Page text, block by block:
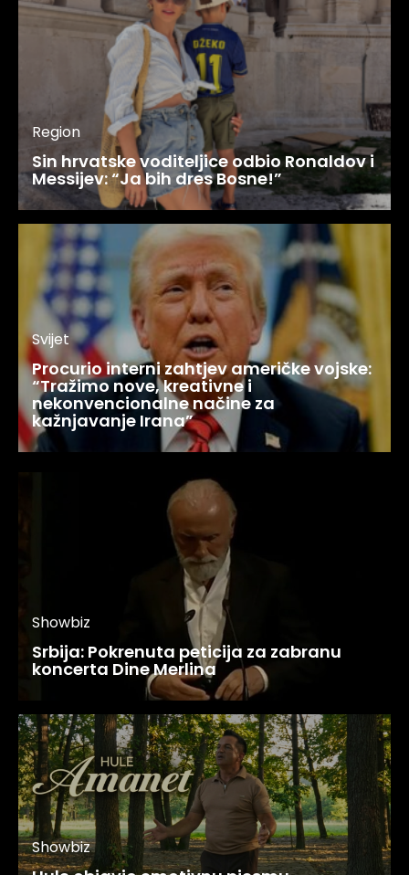
Region
Sin hrvatske voditeljice odbio Ronaldov i
Messijev: “Ja bih dres Bosne!”
Svijet
Procurio interni zahtjev američke vojske:
“Tražimo nove, kreativne i
nekonvencionalne načine za
kažnjavanje Irana”
Showbiz
Srbija: Pokrenuta peticija za zabranu
koncerta Dine Merlina
Showbiz